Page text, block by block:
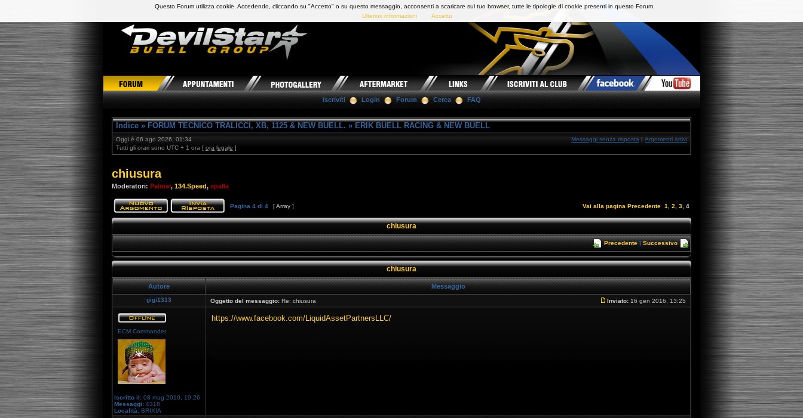
DevilStars Club Buell Italia
Iscriviti Login Forum Cerca FAQ
Indice » FORUM TECNICO TRALICCI, XB, 1125 & NEW BUELL. » ERIK BUELL RACING & NEW BUELL
Oggi è 06 ago 2026, 01:34
Tutti gli orari sono UTC + 1 ora [ ora legale ]
Messaggi senza risposta | Argomenti attivi
chiusura
Moderatori: Palmer, 134.Speed, spalla
Pagina 4 di 4 [ Array ] Vai alla pagina Precedente 1 2 3 4
chiusura
Precedente| Successivo
chiusura
Autore Messaggio
gigi1313 Oggetto del messaggio: Re: chiusura Inviato: 16 gen 2016, 13:25
ECM Commander
Iscritto il: 08 mag 2010, 19:26
Messaggi: 4318
Località: BRIXIA
https://www.facebook.com/LiquidAssetPartnersLLC/
Questo Forum utilizza cookie. Accedendo, cliccando su "Accetto" o su questo messaggio, acconsenti a scaricare sul tuo browser, tutte le tipologie di cookie presenti in questo Forum.
Ulteriori informazioni
Accetto